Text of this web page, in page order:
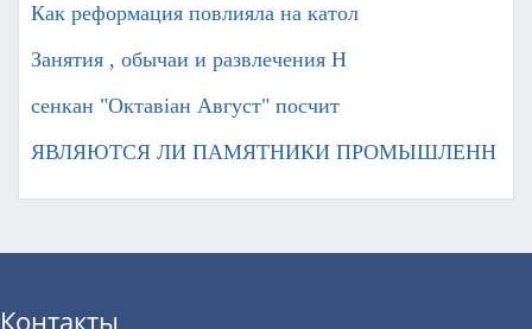
Как реформация повлияла на катол
Занятия , обычаи и развлечения Н
сенкан "Октавіан Август" посчит
ЯВЛЯЮТСЯ ЛИ ПАМЯТНИКИ ПРОМЫШЛЕНН
Контакты